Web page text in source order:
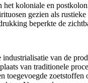
koloniale en
gezien als
beperkte de
van de
van traditionele